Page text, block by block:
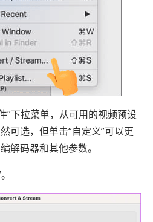
”下拉菜单，从可用的视频预设
可选，但单击“自定义”可以更
解码器和其他参数。